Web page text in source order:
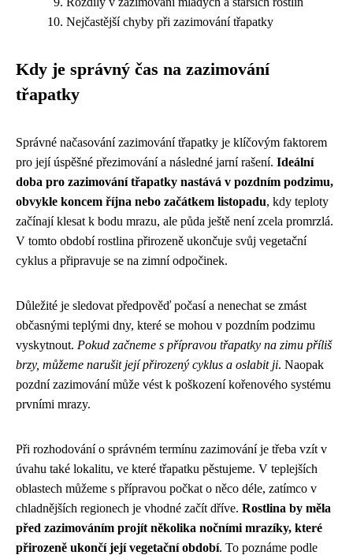
Nejčastější chyby při zazimování třapatky
Kdy je správný čas na zazimování
třapatky
Správné načasování zazimování třapatky je klíčovým faktorem
pro její úspěšné přezimování a následné jarní rašení. Ideální
doba pro zazimování třapatky nastává v pozdním podzimu,
obvykle koncem října nebo začátkem listopadu, kdy teploty
začínají klesat k bodu mrazu, ale půda ještě není zcela promrzlá.
V tomto období rostlina přirozeně ukončuje svůj vegetační
cyklus a připravuje se na zimní odpočinek.
Důležité je sledovat předpověď počasí a nenechat se zmást
občasnými teplými dny, které se mohou v pozdním podzimu
vyskytnout. Pokud začneme s přípravou třapatky na zimu příliš
brzy, můžeme narušit její přirozený cyklus a oslabit ji. Naopak
pozdní zazimování může vést k poškození kořenového systému
prvními mrazy.
Při rozhodování o správném termínu zazimování je třeba vzít v
úvahu také lokalitu, ve které třapatku pěstujeme. V teplejších
oblastech můžeme s přípravou počkat o něco déle, zatímco v
chladnějších regionech je vhodné začít dříve. Rostlina by měla
před zazimováním projít několika nočními mrazíky, které
přirozeně ukončí její vegetační období. To poznáme podle